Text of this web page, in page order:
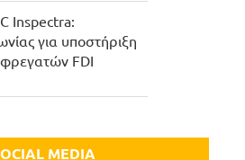
Inspectra:
για υποστήριξη
FDI
MEDIA